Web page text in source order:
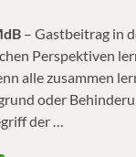
– Gastbeitrag in
Perspektiven
alle zusammen
oder
der …